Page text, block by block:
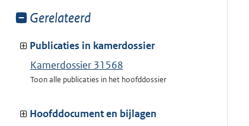
Toon
van:
Gerelateerd
Publicaties in kamerdossier
Kamerdossier 31568
Toon alle publicaties in het hoofddossier
Hoofddocument en bijlagen